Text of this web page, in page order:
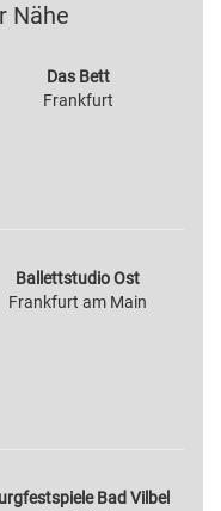
Nähe
Das Bett
Frankfurt
Ballettstudio Ost
Frankfurt am Main
Bad Vilbel